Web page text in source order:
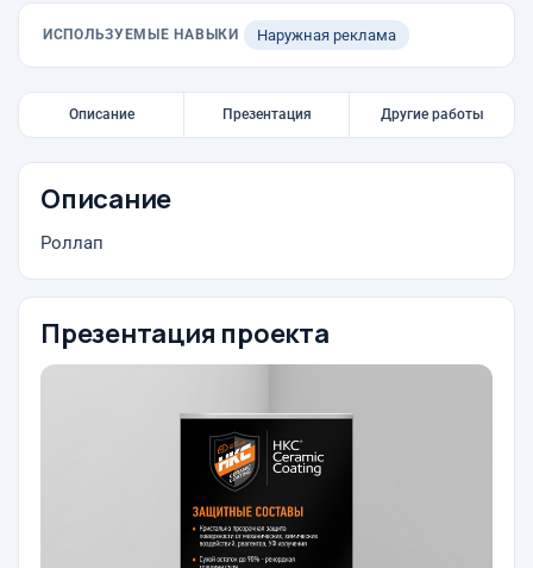
ИСПОЛЬЗУЕМЫЕ НАВЫКИ Наружная реклама
Описание Презентация Другие работы
Описание
Роллап
Презентация проекта